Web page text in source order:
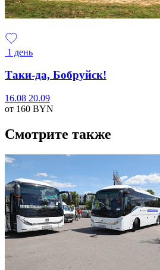
1 день
Таки-да, Бобруйск!
16.08 20.09
от 160 BYN
Смотрите также